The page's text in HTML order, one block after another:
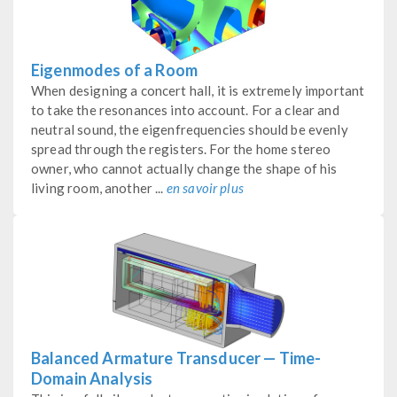
Eigenmodes of a Room
When designing a concert hall, it is extremely important
to take the resonances into account. For a clear and
neutral sound, the eigenfrequencies should be evenly
spread through the registers. For the home stereo
owner, who cannot actually change the shape of his
living room, another ... en savoir plus
Balanced Armature Transducer — Time-
Domain Analysis